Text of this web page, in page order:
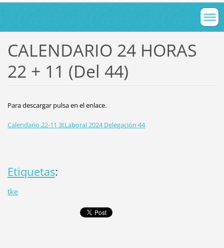
CALENDARIO 24 HORAS
22 + 11 (Del 44)
Para descargar pulsa en el enlace.
Calendario 22-11 3tLaboral 2024 Delegación 44
Etiquetas:
tke